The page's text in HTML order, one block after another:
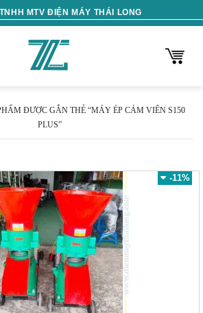
MTV ĐIỆN MÁY THÁI LONG
ĐƯỢC GẮN THẺ “MÁY ÉP CÁM VIÊN S150
PLUS”
-11%